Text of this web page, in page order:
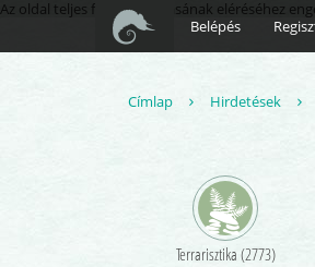
Az oldal teljes funkcionalitásának eléréséhez
Belépés
Címlap Hirdetések
Terrarisztika (2773)